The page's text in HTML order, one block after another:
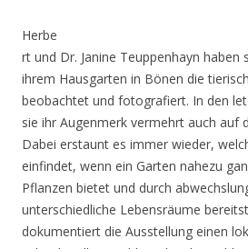
Herbe
rt und Dr. Janine Teuppenhayn haben
ihrem Hausgarten in Bönen die
beobachtet und fotografiert. In den
sie ihr Augenmerk vermehrt auch auf
Dabei erstaunt es immer wieder,
einfindet, wenn ein Garten nahezu
Pflanzen bietet und durch
unterschiedliche Lebensräume
dokumentiert die Ausstellung einen